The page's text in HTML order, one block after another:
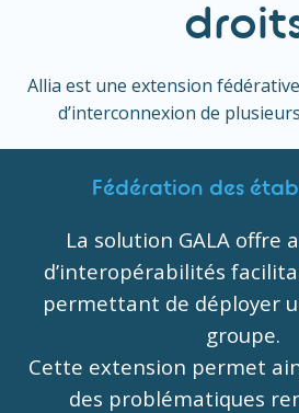
Allia est une extension
d’interconnexion de
Fédération des
La solution GALA offre
d’interopérabilités
permettant de déployer
groupe.
Cette extension permet
des problématiques